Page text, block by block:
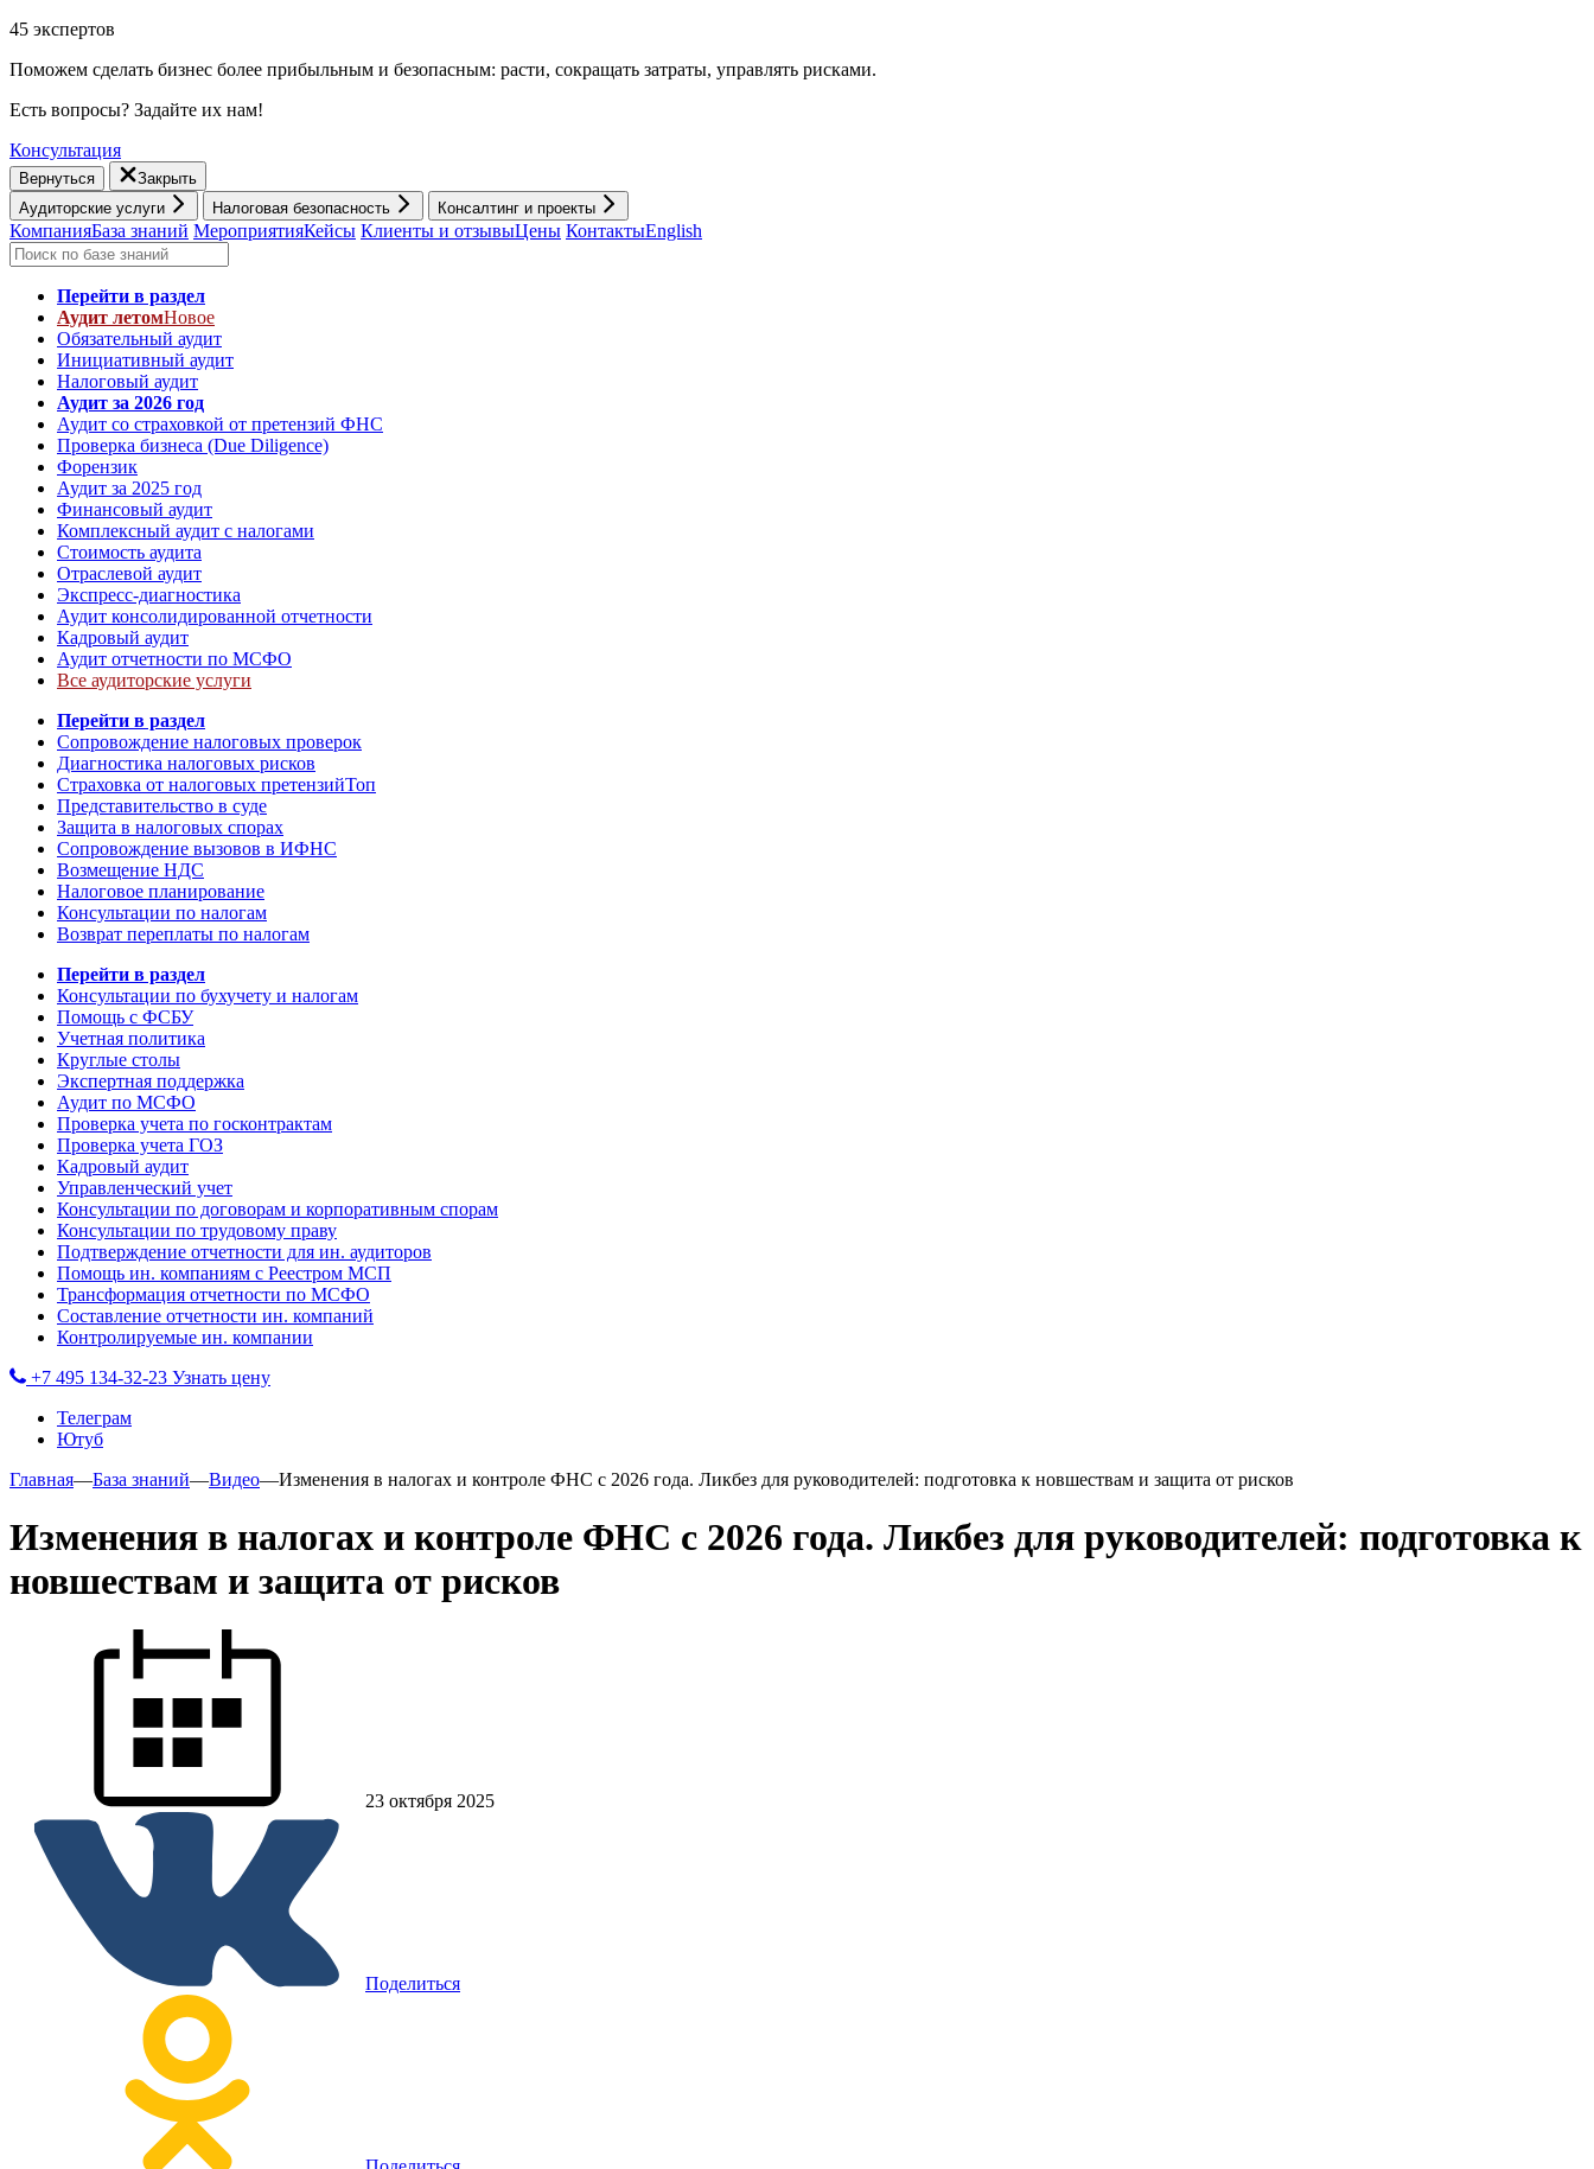
45 экспертов
Поможем сделать бизнес более прибыльным и безопасным: расти, cокращать затраты, управлять рисками.
Есть вопросы? Задайте их нам!
Консультация
Вернуться
Закрыть
Аудиторские услуги
Налоговая безопасность Консалтинг и проекты
КомпанияБаза знаний МероприятияКейсы Клиенты и отзывыЦены КонтактыEnglish
Перейти в раздел
Аудит летомНовое
Обязательный аудит
Инициативный аудит
Налоговый аудит
Аудит за 2026 год
Аудит со страховкой от претензий ФНС
Проверка бизнеса (Due Diligence)
Форензик
Аудит за 2025 год
Финансовый аудит
Комплексный аудит с налогами
Стоимость аудита
Отраслевой аудит
Экспресс-диагностика
Аудит консолидированной отчетности
Кадровый аудит
Аудит отчетности по МСФО
Все аудиторские услуги
Перейти в раздел
Сопровождение налоговых проверок
Диагностика налоговых рисков
Страховка от налоговых претензийТоп
Представительство в суде
Защита в налоговых спорах
Сопровождение вызовов в ИФНС
Возмещение НДС
Налоговое планирование
Консультации по налогам
Возврат переплаты по налогам
Перейти в раздел
Консультации по бухучету и налогам
Помощь с ФСБУ
Учетная политика
Круглые столы
Экспертная поддержка
Аудит по МСФО
Проверка учета по госконтрактам
Проверка учета ГОЗ
Кадровый аудит
Управленческий учет
Консультации по договорам и корпоративным спорам
Консультации по трудовому праву
Подтверждение отчетности для ин. аудиторов
Помощь ин. компаниям с Реестром МСП
Трансформация отчетности по МСФО
Составление отчетности ин. компаний
Контролируемые ин. компании
+7 495 134-32-23 Узнать цену
Телеграм
Ютуб
Главная—База знаний—Видео—Изменения в налогах и контроле ФНС с 2026 года. Ликбез для руководителей: подготовка к новшествам и защита от рисков
Изменения в налогах и контроле ФНС с 2026 года. Ликбез для руководителей: подготовка к
новшествам и защита от рисков
23 октября 2025
Поделиться